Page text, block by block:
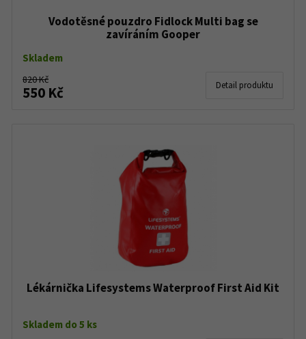
Vodotěsné pouzdro Fidlock Multi bag se
zavíráním Gooper
Skladem
820 Kč
550 Kč Detail produktu
Lékárnička Lifesystems Waterproof First Aid Kit
Skladem do 5 ks